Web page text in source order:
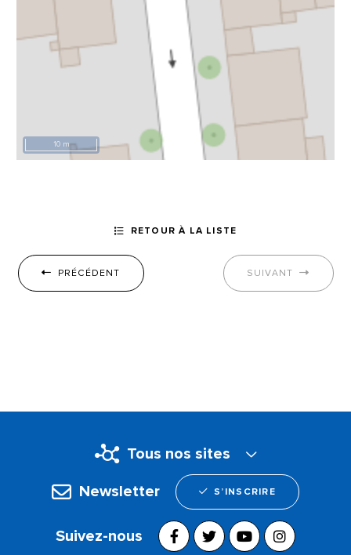
10 m
PRÉCÉDENT
RETOUR À LA LISTE
SUIVANT
Tous nos sites
Newsletter S’INSCRIRE
Suivez-nous